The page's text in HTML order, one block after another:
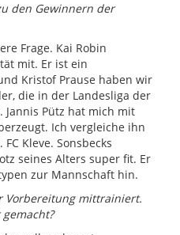
den Gewinnern der
Frage. Kai Robin
mit. Er ist ein
Kristof Prause haben wir
die in der Landesliga der
Jannis Pütz hat mich mit
Ich vergleiche ihn
Kleve. Sonsbecks
seines Alters super fit. Er
zur Mannschaft hin.
Vorbereitung mittrainiert.